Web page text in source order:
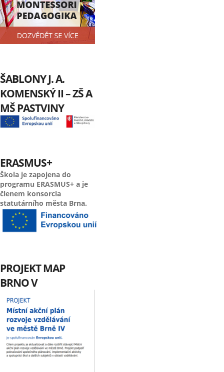
ŠABLONY J. A.
KOMENSKÝ II – ZŠ A
MŠ PASTVINY
ERASMUS+
Škola je zapojena do
programu ERASMUS+ a je
členem konsorcia
statutárního města Brna.
PROJEKT MAP
BRNO V